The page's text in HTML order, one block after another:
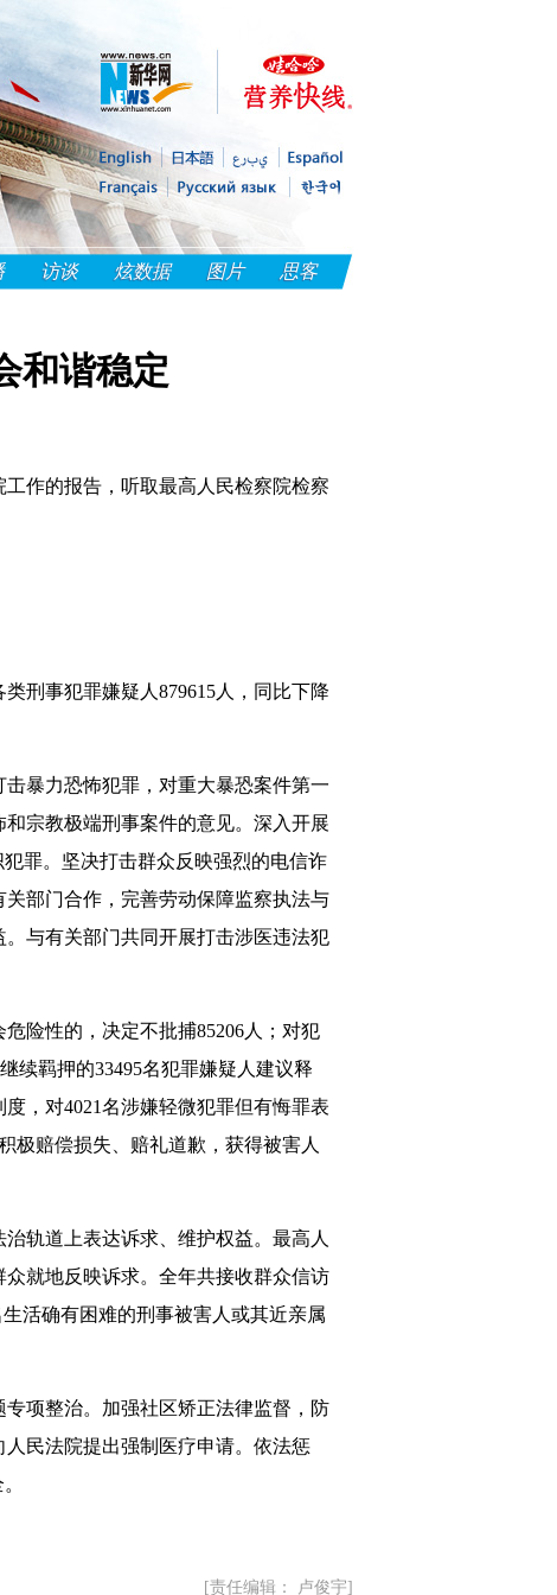
访谈 炫数据 图片 思客
和谐稳定
作的报告，听取最高人民检察院检察
刑事犯罪嫌疑人879615人，同比下降
暴力恐怖犯罪，对重大暴恐案件第一
宗教极端刑事案件的意见。深入开展
罪。坚决打击群众反映强烈的电信诈
部门合作，完善劳动保障监察执法与
与有关部门共同开展打击涉医违法犯
险性的，决定不批捕85206人；对犯
续羁押的33495名犯罪嫌疑人建议释
，对4021名涉嫌轻微犯罪但有悔罪表
极赔偿损失、赔礼道歉，获得被害人
轨道上表达诉求、维护权益。最高人
就地反映诉求。全年共接收群众信访
活确有困难的刑事被害人或其近亲属
项整治。加强社区矫正法律监督，防
民法院提出强制医疗申请。依法惩
[责任编辑： 卢俊宇]